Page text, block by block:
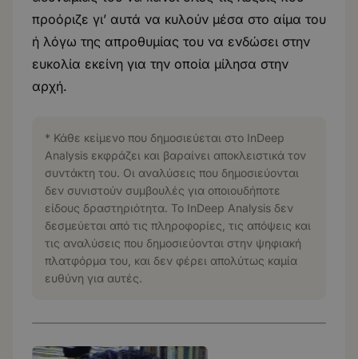
προόριζε γι’ αυτά να κυλούν μέσα στο αίμα του
ή λόγω της απροθυμίας του να ενδώσει στην
ευκολία εκείνη για την οποία μίλησα στην
αρχή.
* Κάθε κείμενο που δημοσιεύεται στο InDeep
Analysis εκφράζει και βαραίνει αποκλειστικά τον
συντάκτη του. Οι αναλύσεις που δημοσιεύονται
δεν συνιστούν συμβουλές για οποιουδήποτε
είδους δραστηριότητα. Το InDeep Analysis δεν
δεσμεύεται από τις πληροφορίες, τις απόψεις και
τις αναλύσεις που δημοσιεύονται στην ψηφιακή
πλατφόρμα του, και δεν φέρει απολύτως καμία
ευθύνη για αυτές.